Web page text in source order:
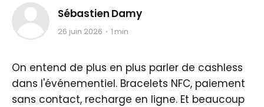
Sébastien Damy
26 juin 2026 1 min
On entend de plus en plus parler de cashless
dans l'événementiel. Bracelets NFC, paiement
sans contact, recharge en ligne. Et beaucoup